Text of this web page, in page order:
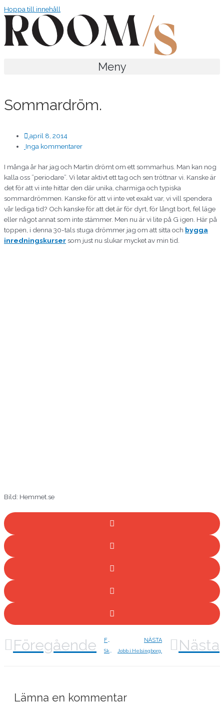
Hoppa till innehåll
Meny
Sommardröm.
april 8, 2014
Inga kommentarer
I många år har jag och Martin drömt om ett sommarhus. Man kan nog
kalla oss ”periodare”. Vi letar aktivt ett tag och sen tröttnar vi. Kanske är
det för att vi inte hittar den där unika, charmiga och typiska
sommardrömmen. Kanske för att vi inte vet exakt var, vi vill spendera
vår lediga tid? Och kanske för att det är för dyrt, för långt bort, fel läge
eller något annat som inte stämmer. Men nu är vi lite på G igen. Här på
toppen, i denna 30-tals stuga drömmer jag om att sitta och bygga
inredningskursersom just nu slukar mycket av min tid.
Bild: Hemmet.se
Föregående FÖREGÅENDE
Skyltfönster
NÄSTA
Jobb i Helsingborg. Nästa
Lämna en kommentar